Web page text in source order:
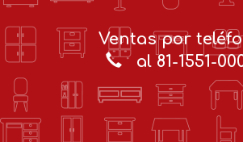
Ventas por
al 81-1551-